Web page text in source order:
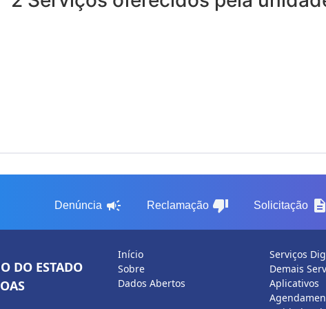
Denúncia campaign Reclamação thumb_down Solicitação description
DO ESTADO
Início
Sobre
Dados Abertos
Serviços
Demais
Aplicativos